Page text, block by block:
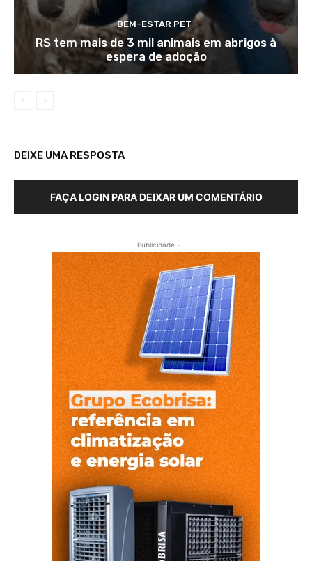
BEM-ESTAR PET
RS tem mais de 3 mil animais em abrigos à
espera de adoção
DEIXE UMA RESPOSTA
FAÇA LOGIN PARA DEIXAR UM COMENTÁRIO
- Publicidade -